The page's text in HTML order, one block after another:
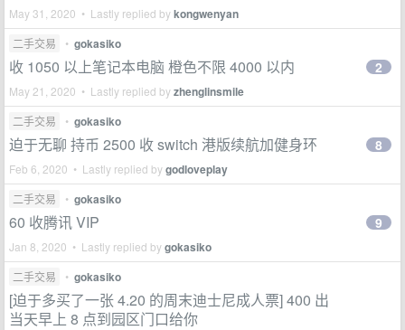
May 31, 2020 • Lastly replied bykongwenyan
二手交易 • gokasiko
收 1050 以上笔记本电脑 橙色不限 4000 以内
May 21, 2020 • Lastly replied byzhenglinsmile
2
二手交易 • gokasiko
迫于无聊 持币 2500 收 switch 港版续航加健身环
Feb 6, 2020 • Lastly replied bygodloveplay
8
二手交易 • gokasiko
60 收腾讯 VIP
Jan 8, 2020 • Lastly replied bygokasiko
9
二手交易 • gokasiko
[迫于多买了一张 4.20 的周末迪士尼成人票] 400 出
当天早上 8 点到园区门口给你